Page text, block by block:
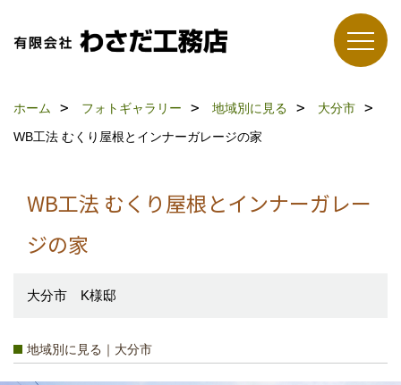
ホーム フォトギャラリー 地域別に見る
大分市
WB工法 むくり屋根とインナーガレージの家
WB工法 むくり屋根とインナーガレー
ジの家
大分市 K様邸
地域別に見る｜大分市